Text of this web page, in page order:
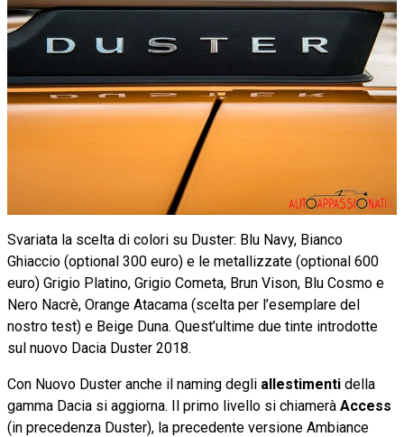
Svariata la scelta di colori su Duster: Blu Navy, Bianco
Ghiaccio (optional 300 euro) e le metallizzate (optional 600
euro) Grigio Platino, Grigio Cometa, Brun Vison, Blu Cosmo e
Nero Nacrè, Orange Atacama (scelta per l’esemplare del
nostro test) e Beige Duna. Quest’ultime due tinte introdotte
sul nuovo Dacia Duster 2018.
Con Nuovo Duster anche il naming degli allestimenti della
gamma Dacia si aggiorna. Il primo livello si chiamerà Access
(in precedenza Duster), la precedente versione Ambiance